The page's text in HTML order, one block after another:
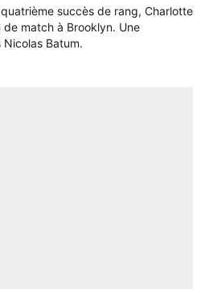
succès de rang, Charlotte
match à Brooklyn. Une
Batum.